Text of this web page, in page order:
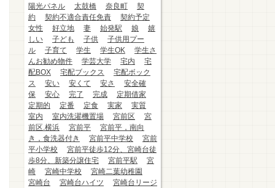
陽光パネル
太鼓橋 奈良町
契
約
契約不適合責任免責
契約予定
女性
好立地 妻 始発駅 娘
嬉
しい
子ども 子供
子供用プー
ル
子育て 学生 学生OK
学生さ
んお勧め物件
学芸大学 宅内
宅
配BOX
宅配ブックス
宅配ボック
ス
安い 安くて 安さ
安全確
保
安心 完了 完成
定期借家
定期的
定番 定食 実家
実質
室内
室内洗濯機置場 宮前区
宮
前区.横浜
宮前平
宮前平，南向
き，食洗器付き
宮前平中学校
宮前
平小学校
宮前平徒歩12分、宮崎台徒
歩8分、新築分譲住宅
宮前平駅
宮
崎
宮崎中学校
宮崎二葉幼稚園
宮崎台
宮崎台ハイツ
宮崎台リージ